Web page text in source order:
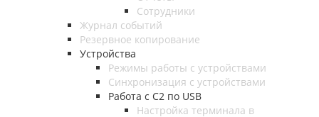
Сотрудники
Журнал событий
Резервное копирование
Устройства
Режимы работы с устройствами
Синхронизация с устройствами
Работа с C2 по USB
Настройка терминала в